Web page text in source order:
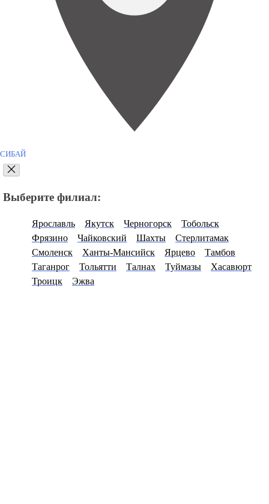
СИБАЙ
Выберите филиал:
Ярославль Якутск Черногорск
Тобольск
Фрязино
Чайковский Шахты
Стерлитамак
Смоленск
Ханты-Мансийск Ярцево
Тамбов
Таганрог
Тольятти Талнах Туймазы
Хасавюрт
Троицк
Эжва